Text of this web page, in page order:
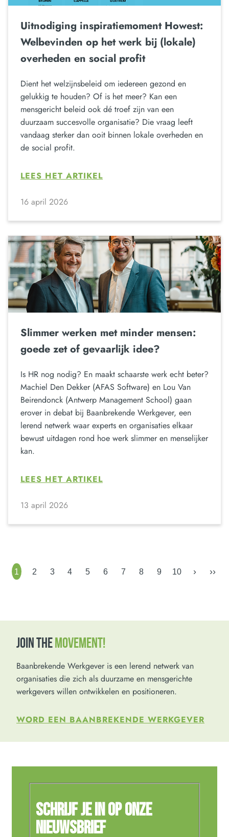
Uitnodiging inspiratiemoment Howest:
Welbevinden op het werk bij (lokale)
overheden en social profit
Dient het welzijnsbeleid om iedereen gezond en
gelukkig te houden? Of is het meer? Kan een
mensgericht beleid ook dé troef zijn van een
duurzaam succesvolle organisatie? Die vraag leeft
vandaag sterker dan ooit binnen lokale overheden en
de social profit.
LEES HET ARTIKEL
16 april 2026
Slimmer werken met minder mensen:
goede zet of gevaarlijk idee?
Is HR nog nodig? En maakt schaarste werk echt beter?
Machiel Den Dekker (AFAS Software) en Lou Van
Beirendonck (Antwerp Management School) gaan
erover in debat bij Baanbrekende Werkgever, een
lerend netwerk waar experts en organisaties elkaar
bewust uitdagen rond hoe werk slimmer en menselijker
kan.
LEES HET ARTIKEL
13 april 2026
1 2 3 4 5 6 7 8 9 10 › ››
JOIN THEMOVEMENT!
Baanbrekende Werkgever is een lerend netwerk van
organisaties die zich als duurzame en mensgerichte
werkgevers willen ontwikkelen en positioneren.
WORD EEN BAANBREKENDE WERKGEVER